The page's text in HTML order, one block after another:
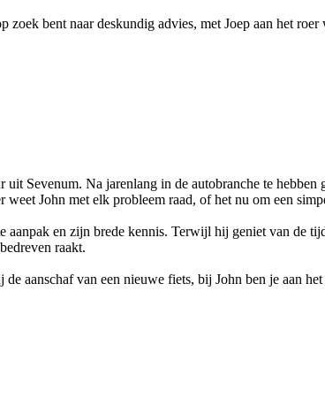
zoek bent naar deskundig advies, met Joep aan het
Sevenum. Na jarenlang in de autobranche te
John met elk probleem raad, of het nu om een
aanpak en zijn brede kennis. Terwijl hij geniet van
raakt.
aanschaf van een nieuwe fiets, bij John ben je aan het